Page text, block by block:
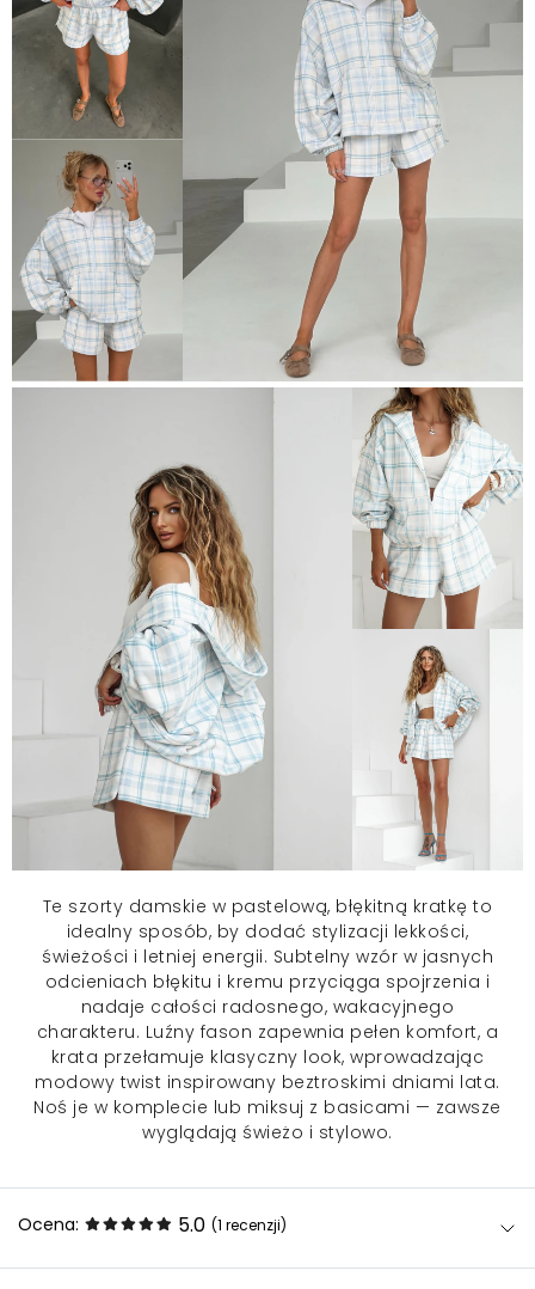
Te szorty damskie w pastelową, błękitną kratkę to
idealny sposób, by dodać stylizacji lekkości,
świeżości i letniej energii. Subtelny wzór w jasnych
odcieniach błękitu i kremu przyciąga spojrzenia i
nadaje całości radosnego, wakacyjnego
charakteru. Luźny fason zapewnia pełen komfort, a
krata przełamuje klasyczny look, wprowadzając
modowy twist inspirowany beztroskimi dniami lata.
Noś je w komplecie lub miksuj z basicami — zawsze
wyglądają świeżo i stylowo.
Ocena: 5.0 (1 recenzji)